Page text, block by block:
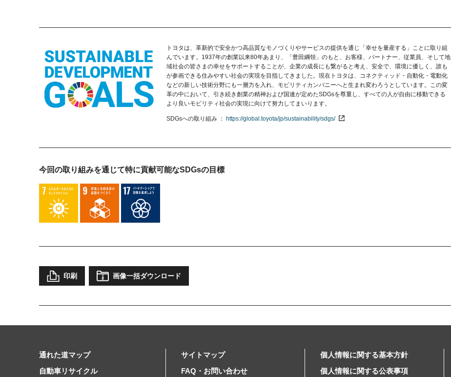
トヨタは、革新的で安全かつ高品質なモノづくりやサービスの提供を通じ「幸せを量産する」ことに取り組
んでいます。1937年の創業以来80年あまり、「豊田綱領」のもと、お客様、パートナー、従業員、そして地
域社会の皆さまの幸せをサポートすることが、企業の成長にも繋がると考え、安全で、環境に優しく、誰も
が参画できる住みやすい社会の実現を目指してきました。現在トヨタは、コネクティッド・自動化・電動化
などの新しい技術分野にも一層力を入れ、モビリティカンパニーへと生まれ変わろうとしています。この変
革の中において、引き続き創業の精神および国連が定めたSDGsを尊重し、すべての人が自由に移動できる
より良いモビリティ社会の実現に向けて努力してまいります。
SDGsへの取り組み https://global.toyota/jp/sustainability/sdgs/
今回の取り組みを通じて特に貢献可能なSDGsの目標
印刷 画像一括ダウンロード
通れた道マップ
自動車リサイクル
サイトマップ
FAQ・お問い合わせ
個人情報に関する基本方針
個人情報に関する公表事項